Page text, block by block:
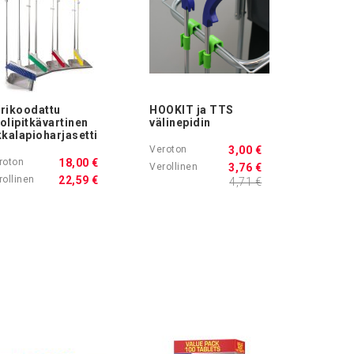
22,59 €
18,00 €
HOOKIT ja TTS
välinepidin
3,76 €
3,00 €
4,71 €